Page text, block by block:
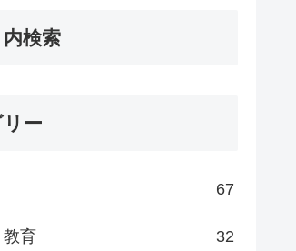
検索
ー
67
教育 32